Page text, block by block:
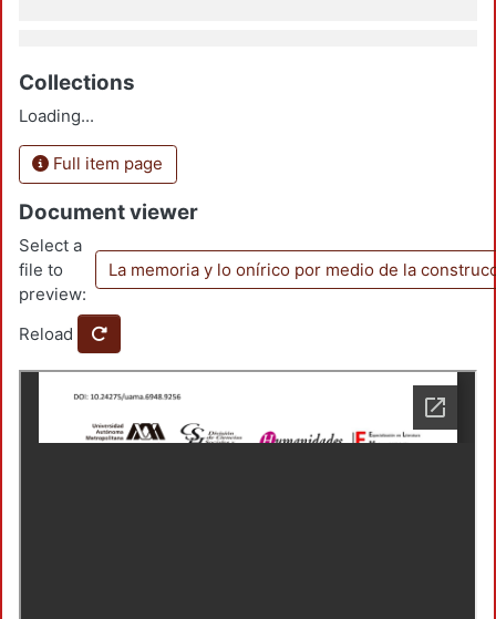
Collections
Loading...
Full item page
Document viewer
Select a
file to
preview:
La memoria y lo onírico por medio de la
Reload